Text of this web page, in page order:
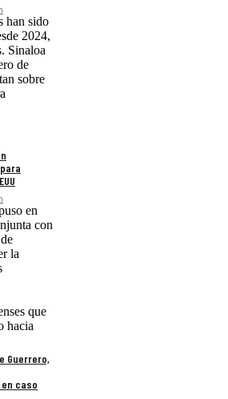
han sido
2024,
Sinaloa
de
sobre
en
con
la
que
hacia
Guerrero,
caso